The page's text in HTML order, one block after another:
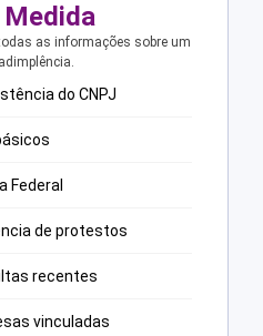
as informações sobre um
do CNPJ
Federal
de protestos
recentes
vinculadas